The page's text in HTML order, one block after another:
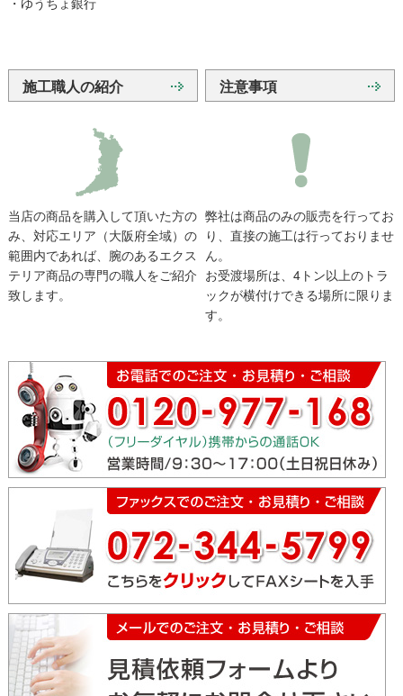
施工職人の紹介
当店の商品を購入して頂いた方の
み、対応エリア（大阪府全域）の
範囲内であれば、腕のあるエクス
テリア商品の専門の職人をご紹介
致します。
注意事項
弊社は商品のみの販売を行ってお
り、直接の施工は行っておりませ
ん。
お受渡場所は、4トン以上のトラ
ックが横付けできる場所に限りま
す。